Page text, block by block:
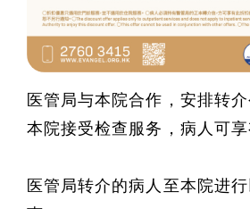
医管局与本院合作，安排转
本院接受检查服务，病人可享
医管局转介的病人至本院进